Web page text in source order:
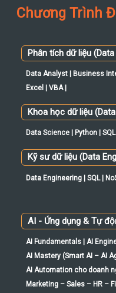
Chương Trình
Phân tích dữ liệu
Data Analyst | Business
Excel | VBA |
Khoa học dữ liệu
Data Science | Python | SQL |
Kỹ sư dữ liệu (Data
Data Engineering | SQL |
AI - Ứng dụng & Tự
AI Fundamentals | AI
AI Mastery (Smart AI – AI
AI Automation cho doanh
Marketing – Sales – HR –